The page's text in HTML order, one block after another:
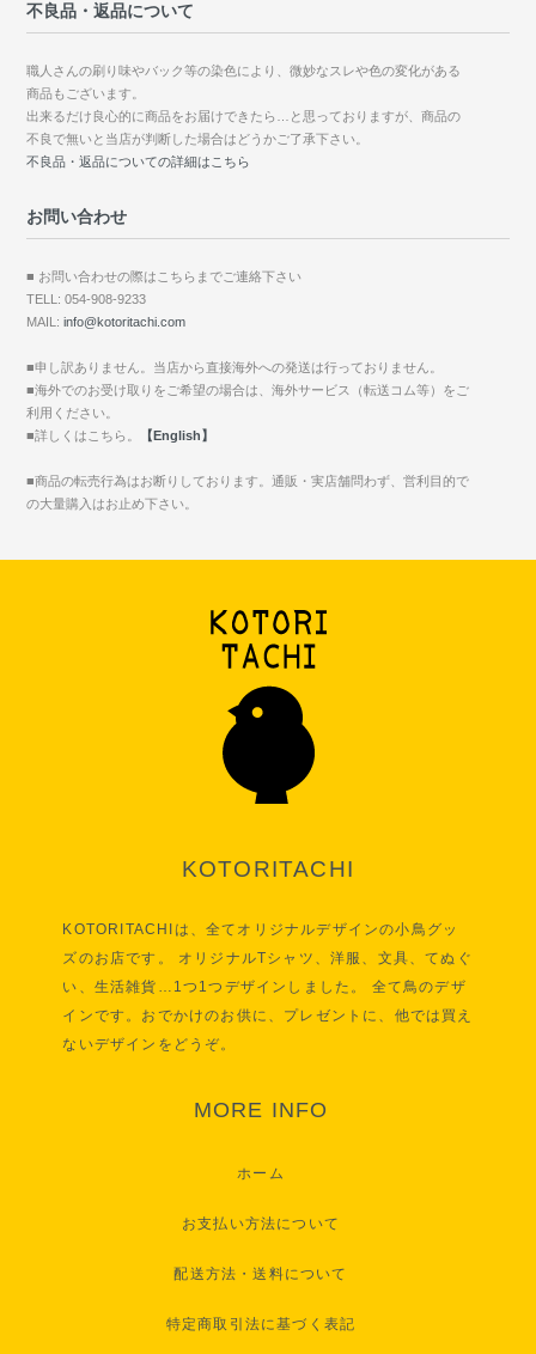
不良品・返品について
職人さんの刷り味やバック等の染色により、微妙なスレや色の変化がある
商品もございます。
出来るだけ良心的に商品をお届けできたら…と思っておりますが、商品の
不良で無いと当店が判断した場合はどうかご了承下さい。
不良品・返品についての詳細はこちら
お問い合わせ
■ お問い合わせの際はこちらまでご連絡下さい
TELL: 054-908-9233
MAIL:info@kotoritachi.com
■申し訳ありません。当店から直接海外への発送は行っておりません。
■海外でのお受け取りをご希望の場合は、海外サービス（転送コム等）をご
利用ください。
■詳しくはこちら。
【English】
■商品の転売行為はお断りしております。通販・実店舗問わず、営利目的で
の大量購入はお止め下さい。
KOTORITACHI
KOTORITACHIは、全てオリジナルデザインの小鳥グッ
ズのお店です。 オリジナルTシャツ、洋服、文具、てぬぐ
い、生活雑貨…1つ1つデザインしました。 全て鳥のデザ
インです。おでかけのお供に、プレゼントに、他では買え
ないデザインをどうぞ。
MORE INFO
ホーム
お支払い方法について
配送方法・送料について
特定商取引法に基づく表記